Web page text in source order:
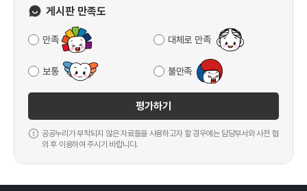
게시판 만족도
만족 대체로 만족
보통 불만족
평가하기
공공누리가 부착되지 않은 자료들을 사용하고자 할 경우에는 담당부서와 사전 협
의 후 이용하여 주시기 바랍니다.